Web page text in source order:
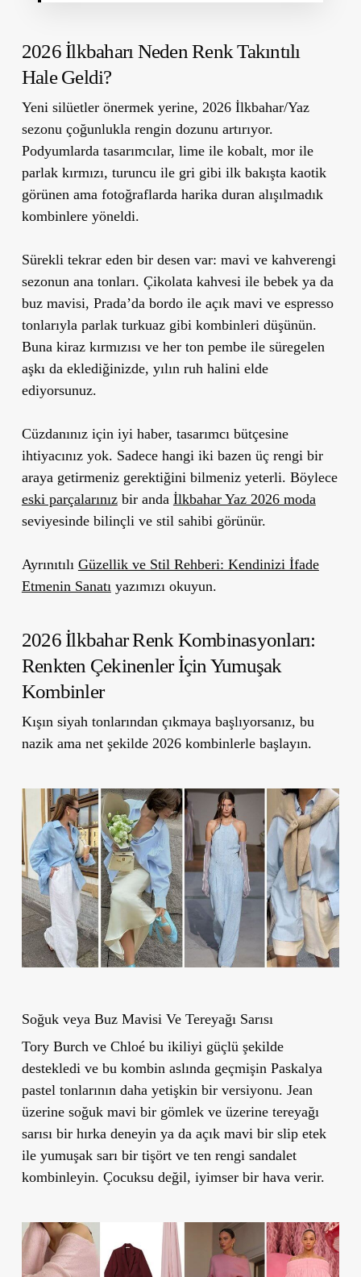
2026 İlkbaharı Neden Renk Takıntılı
Hale Geldi?
Yeni silüetler önermek yerine, 2026 İlkbahar/Yaz
sezonu çoğunlukla rengin dozunu artırıyor.
Podyumlarda tasarımcılar, lime ile kobalt, mor ile
parlak kırmızı, turuncu ile gri gibi ilk bakışta kaotik
görünen ama fotoğraflarda harika duran alışılmadık
kombinlere yöneldi.
Sürekli tekrar eden bir desen var: mavi ve kahverengi
sezonun ana tonları. Çikolata kahvesi ile bebek ya da
buz mavisi, Prada’da bordo ile açık mavi ve espresso
tonlarıyla parlak turkuaz gibi kombinleri düşünün.
Buna kiraz kırmızısı ve her ton pembe ile süregelen
aşkı da eklediğinizde, yılın ruh halini elde
ediyorsunuz.
Cüzdanınız için iyi haber, tasarımcı bütçesine
ihtiyacınız yok. Sadece hangi iki bazen üç rengi bir
araya getirmeniz gerektiğini bilmeniz yeterli. Böylece
eski parçalarınızbir anda İlkbahar Yaz 2026 moda
seviyesinde bilinçli ve stil sahibi görünür.
Ayrınıtılı Güzellik ve Stil Rehberi: Kendinizi İfade
Etmenin Sanatıyazımızı okuyun.
2026 İlkbahar Renk Kombinasyonları:
Renkten Çekinenler İçin Yumuşak
Kombinler
Kışın siyah tonlarından çıkmaya başlıyorsanız, bu
nazik ama net şekilde 2026 kombinlerlebaşlayın.
Soğuk veya Buz Mavisi Ve Tereyağı Sarısı
Tory Burch ve Chloé bu ikiliyi güçlü şekilde
destekledi ve bu kombin aslında geçmişin Paskalya
pastel tonlarının daha yetişkin bir versiyonu. Jean
üzerine soğuk mavi bir gömlek ve üzerine tereyağı
sarısı bir hırka deneyin ya da açık mavi bir slip etek
ile yumuşak sarı bir tişört ve ten rengi sandalet
kombinleyin. Çocuksu değil, iyimser bir hava verir.